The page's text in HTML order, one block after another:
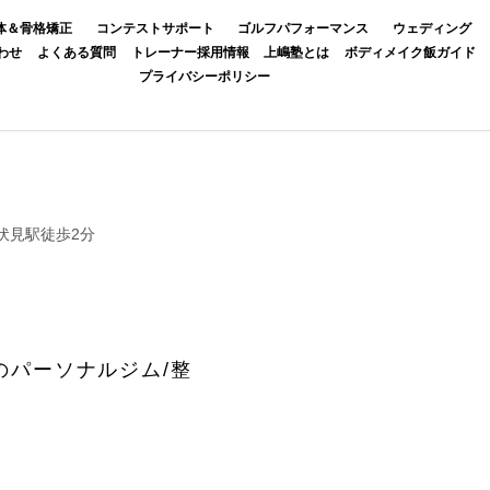
＆骨格矯正 コンテストサポート ゴルフパフォーマンス
ウェディング
せ よくある質問 トレーナー採用情報 上嶋塾とは
ボディメイク飯ガイド
プライバシーポリシー
見駅徒歩2分
パーソナルジム/整